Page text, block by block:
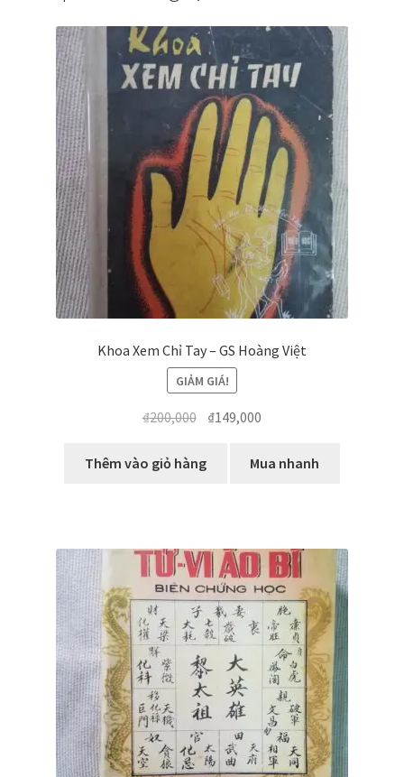
Khoa Xem Chỉ Tay – GS Hoàng Việt
GIẢM GIÁ!
₫200,000 Giá
là:
₫149,000
tại
Thêm vào giỏ hàng Mua nhanh